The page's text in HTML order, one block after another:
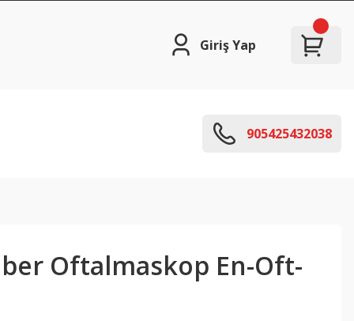
Giriş Yap
905425432038
Oftalmaskop En-Oft-